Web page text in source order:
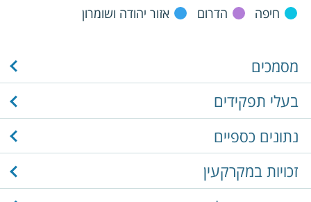
חיפה
הדרום אזור יהודה ושומרון
מסמכים
בעלי תפקידים
נתונים כספיים
זכויות במקרקעין